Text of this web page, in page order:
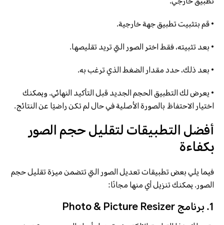
• قم بتثبيت تطبيق جهة خارجية.
• بعد تثبيته، فقط اختر الصور التي تريد تقليصها.
• بعد ذلك، حدد مقدار الضغط الذي ترغب به.
• يعرض لك التطبيق الحجم الجديد قبل التأكيد النهائي. ويمكنك
اختيار الاحتفاظ بالصورة الأصلية في حال لم تكن راضيًا عن النتائج.
أفضل التطبيقات لتقليل حجم الصور
بكفاءة
فيما يلي بعض تطبيقات تعديل الصور التي تتضمن ميزة تقليل حجم
الصور. يمكنك تنزيل أي منها مجانًا:
1. برنامج Photo & Picture Resizer